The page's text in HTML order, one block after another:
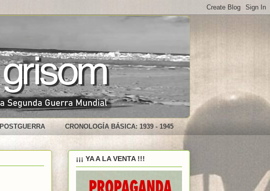
POSTGUERRA CRONOLOGÍA BÁSICA: 1939 - 1945
¡¡¡ YA A LA VENTA !!!